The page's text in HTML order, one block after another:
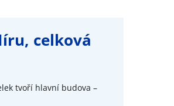
celková
tvoří hlavní budova –